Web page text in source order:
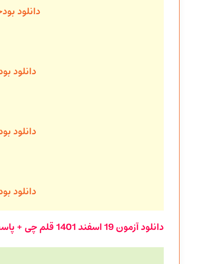
دانلود
دانلود
دانلود
دانلود
دانلود آزمون19 اسفند 1401 قلم چی + پاسخنامه: